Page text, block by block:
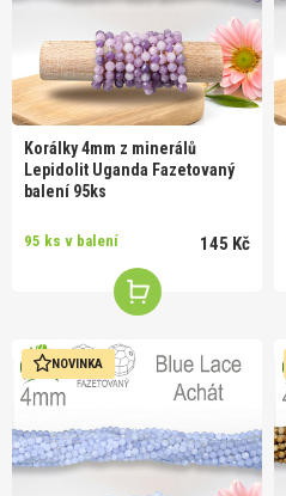
Korálky 4mm z minerálů
Lepidolit Uganda Fazetovaný
balení 95ks
95 ks v balení 145 Kč
NOVINKA